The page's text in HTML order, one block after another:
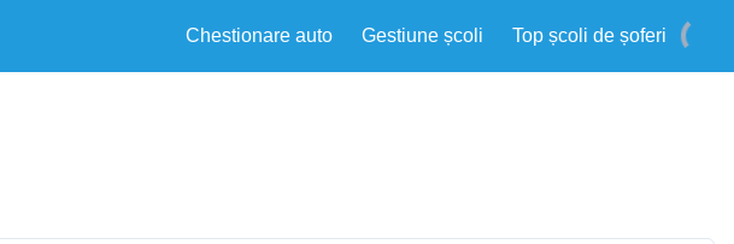
Chestionare auto Gestiune școli Top școli de șoferi